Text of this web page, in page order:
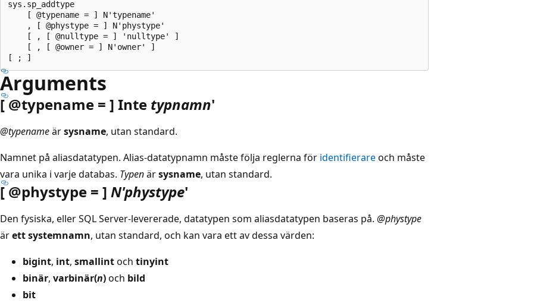
sys.sp_addtype
    [ @typename = ] N'typename'
    , [ @phystype = ] N'phystype'
    [ , [ @nulltype = ] 'nulltype' ]
    [ , [ @owner = ] N'owner' ]
Arguments
[ @typename = ] Inte typnamn'
@typenameärsysname, utan standard.
Namnet på aliasdatatypen. Alias-datatypnamn måste följa reglerna för identifierareoch måste
vara unika i varje databas. Typenärsysname, utan standard.
[ @phystype = ] N'phystype'
Den fysiska, eller SQL Server-levererade, datatypen som aliasdatatypen baseras på. @phystype
ärett systemnamn, utan standard, och kan vara ett av dessa värden:
bigint, int, smallintoch tinyint
binär, varbinär(n)och bild
bit